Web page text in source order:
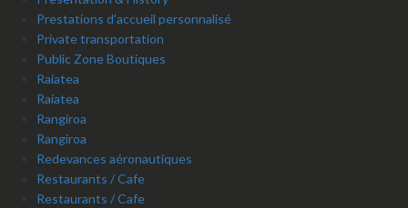
Prestations d’accueil personnalisé
Private transportation
Public Zone Boutiques
Raiatea
Raiatea
Rangiroa
Rangiroa
Redevances aéronautiques
Restaurants / Cafe
Restaurants / Cafe